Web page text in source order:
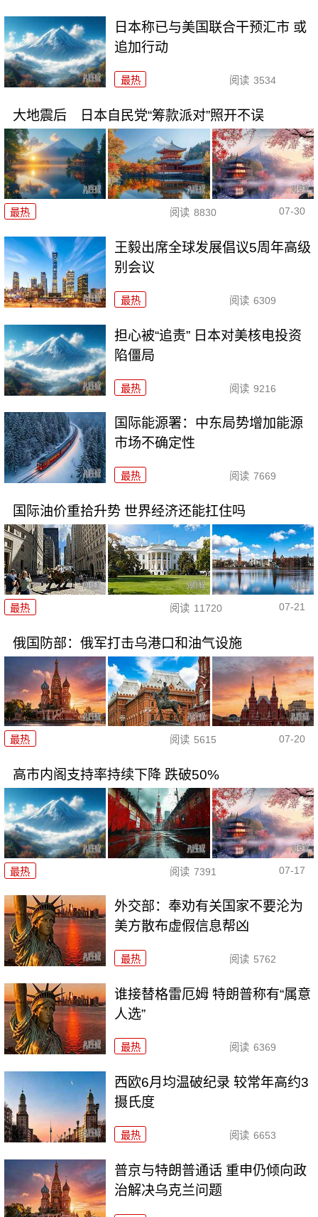
日本称已与美国联合干预汇市 或
追加行动
最热 阅读 3534
大地震后 日本自民党“筹款派对”照开不误
最热 阅读 8830 07-30
王毅出席全球发展倡议5周年高级
别会议
最热 阅读 6309
担心被“追责” 日本对美核电投资
陷僵局
最热 阅读 9216
国际能源署：中东局势增加能源
市场不确定性
最热 阅读 7669
国际油价重拾升势 世界经济还能扛住吗
最热 阅读 11720 07-21
俄国防部：俄军打击乌港口和油气设施
最热 阅读 5615 07-20
高市内阁支持率持续下降 跌破50%
最热 阅读 7391 07-17
外交部：奉劝有关国家不要沦为
美方散布虚假信息帮凶
最热 阅读 5762
谁接替格雷厄姆 特朗普称有“属意
人选”
最热 阅读 6369
西欧6月均温破纪录 较常年高约3
摄氏度
最热 阅读 6653
普京与特朗普通话 重申仍倾向政
治解决乌克兰问题